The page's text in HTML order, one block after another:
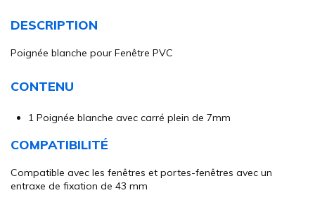
to
the
beginning
of
images
DESCRIPTION
Poignée blanche pour Fenêtre PVC
CONTENU
1 Poignée blanche avec carré plein de 7mm
COMPATIBILITÉ
Compatible avec les fenêtres et portes-fenêtres avec un
entraxe de fixation de 43 mm